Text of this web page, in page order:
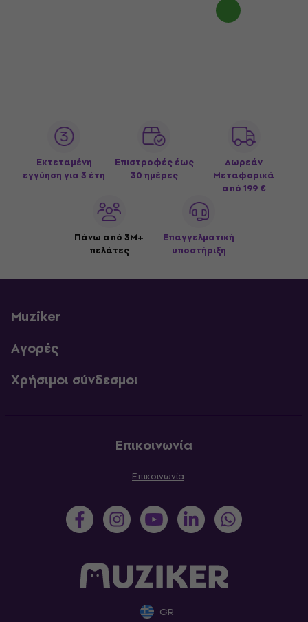
Εκτεταμένη
εγγύηση για 3 έτη
Επιστροφές έως
30 ημέρες
Δωρεάν
Μεταφορικά
από 199 €
Πάνω από 3M+
πελάτες
Επαγγελματική
υποστήριξη
Muziker
Αγορές
Χρήσιμοι σύνδεσμοι
Επικοινωνία
Επικοινωνία
GR